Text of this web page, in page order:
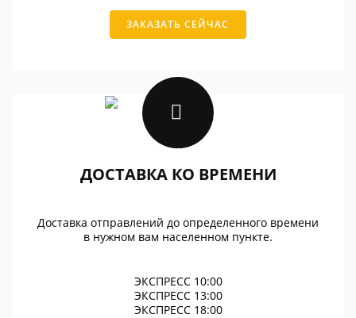
ЗАКАЗАТЬ СЕЙЧАС
ДОСТАВКА КО ВРЕМЕНИ
Доставка отправлений до определенного времени
в нужном вам населенном пункте.
ЭКСПРЕСС 10:00
ЭКСПРЕСС 13:00
ЭКСПРЕСС 18:00